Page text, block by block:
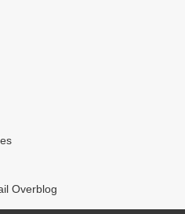
Overblog